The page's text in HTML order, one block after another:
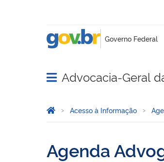
Abrir menu principal de
Advocacia-Geral
Você está aqui:
Página Inicial
Acesso à Informação
Agenda